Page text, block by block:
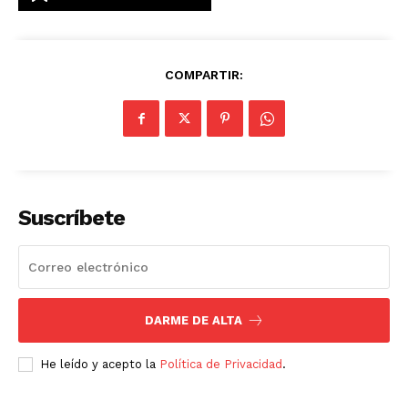
COMPARTIR:
Suscríbete
DARME DE ALTA
He leído y acepto la Política de Privacidad .